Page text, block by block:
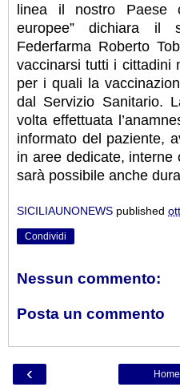
linea il nostro Paese
europee” dichiara il
Federfarma Roberto
vaccinarsi tutti i cittadini
per i quali la
dal Servizio Sanitario.
volta effettuata
informato del paziente,
in aree dedicate,
sarà possibile anche
SICILIAUNONEWS published
Condividi
Nessun commento:
Posta un commento
‹